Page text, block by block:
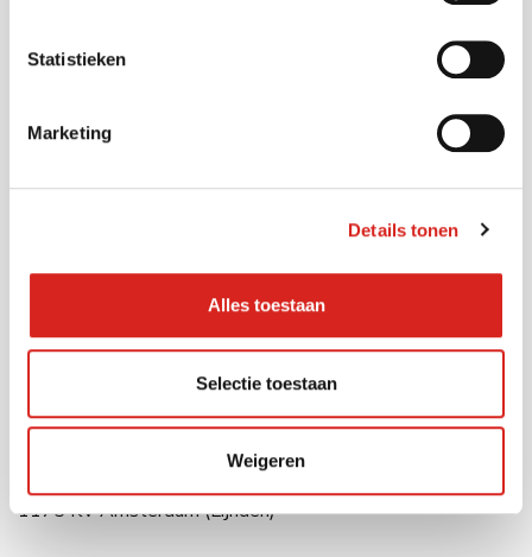
Statistieken
Marketing
Details tonen
Alles toestaan
Selectie toestaan
Weigeren
Bedrijventerreinen
Contact
E-mail:info@vcsobservation.com
Havenweg 28
1175 KV Amsterdam (Lijnden)